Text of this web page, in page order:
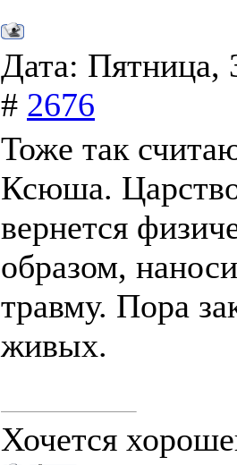
Дата: Пятница,
# 2676
Тоже так
Ксюша.
вернется
образом,
травму. Пора
живых.
Хочется